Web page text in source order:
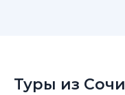
Туры из Сочи